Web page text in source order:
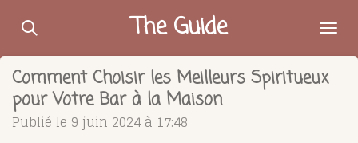
Passer
contenu
principal
The Guide
Comment Choisir les Meilleurs Spiritueux
pour Votre Bar à la Maison
Publié le 9 juin 2024 à 17:48